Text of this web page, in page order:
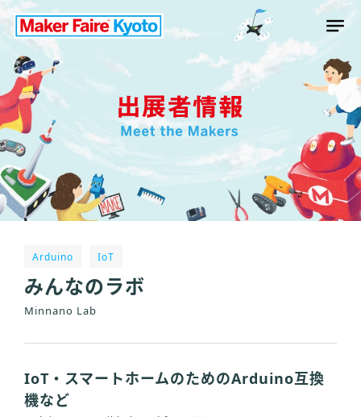
Arduino IoT
みんなのラボ
Minnano Lab
IoT・スマートホームのためのArduino互換
機など